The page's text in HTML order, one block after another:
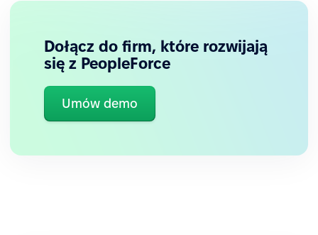
✅ Proaktywni managerowie
zaczęli przychodzić do HR z propozycjami, jak
Dołącz do firm, które rozwijają
się z PeopleForce
Umów demo